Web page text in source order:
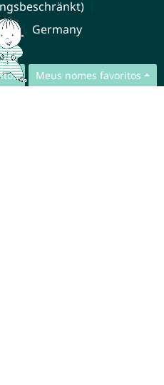
Meus nomes favoritos
Germany